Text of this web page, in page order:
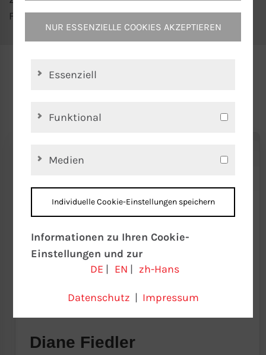
Flüssigkeitsbehältern.
Diane Fiedler
NUR ESSENZIELLE COOKIES AKZEPTIEREN
Essenziell
Funktional
Medien
Individuelle Cookie-Einstellungen speichern
Informationen zu Ihren Cookie-
Einstellungen und zur
Datenübertragung in die USA bei der
Wir verwenden Cookies auf unserer
Website. Einige Cookies sind absolut
notwendig, um unsere Website zu
DE | EN | zh-Hans
Datenschutz | Impressum